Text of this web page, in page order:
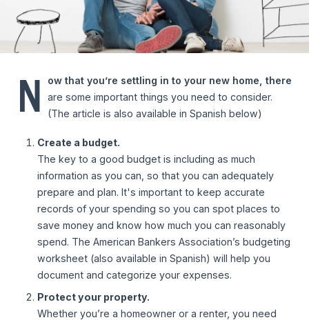
N
ow that you’re settling in to your new home, there
are some important things you need to consider.
(The article is also available in Spanish below)
Create a budget.
The key to a good budget is including as much
information as you can, so that you can adequately
prepare and plan. It's important to keep accurate
records of your spending so you can spot places to
save money and know how much you can reasonably
spend. The American Bankers Association’s budgeting
worksheet (also available in Spanish) will help you
document and categorize your expenses.
Protect your property.
Whether you’re a homeowner or a renter, you need